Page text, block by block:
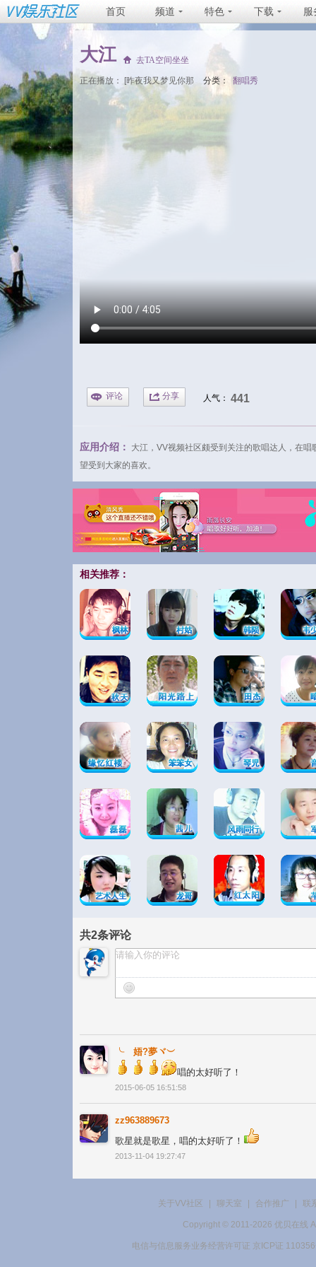
首页 频道 特色 下载 服
大江 去TA空间坐坐
正在播放： [昨夜我又梦见你那 分类： 翻唱秀
评论 分享 人气： 441
应用介绍： 大江 ， VV视频社区颇受到关注的歌唱达人，在唱
望受到大家的喜欢。
相关推荐：
共2条评论
╰ゞ娪?夢ヾ︶
唱的太好听了！
2015-06-05 16:51:58
zz963889673
歌星就是歌星，唱的太好听了！
2013-11-04 19:27:47
关于VV社区 聊天室 合作推广 联
Copyright © 2011-2026 优贝在线
电信与信息服务业务经营许可证 京ICP证